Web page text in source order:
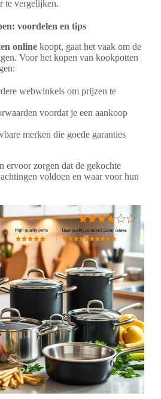
te vergelijken.
voordelen en tips
online koopt, gaat het vaak om de
Voor het kopen van kookpotten
webwinkels om prijzen te
voordat je een aankoop
merken die goede garanties
ervoor zorgen dat de gekochte
voldoen en waar voor hun